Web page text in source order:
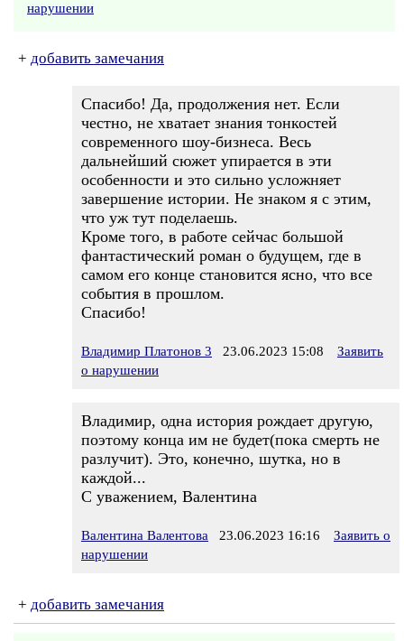
нарушении
+ добавить замечания
Спасибо! Да, продолжения нет. Если
честно, не хватает знания тонкостей
современного шоу-бизнеса. Весь
дальнейший сюжет упирается в эти
особенности и это сильно усложняет
завершение истории. Не знаком я с этим,
что уж тут поделаешь.
Кроме того, в работе сейчас большой
фантастический роман о будущем, где в
самом его конце становится ясно, что все
события в прошлом.
Спасибо!
Владимир Платонов 3 23.06.2023 15:08
Заявить
о нарушении
Владимир, одна история рождает другую,
поэтому конца им не будет(пока смерть не
разлучит). Это, конечно, шутка, но в
каждой...
С уважением, Валентина
Валентина Валентова 23.06.2023 16:16
Заявить о
нарушении
+ добавить замечания